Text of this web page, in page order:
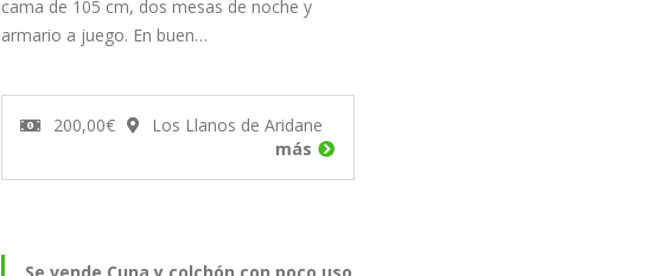
cama de 105 cm, dos mesas de noche y
armario a juego. En buen…
200,00€
Los Llanos de Aridane
más